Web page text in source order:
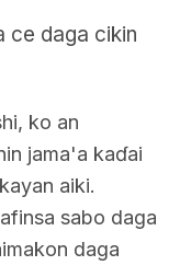
ce daga cikin
ko an
jama'a kaɗai
aiki.
sabo daga
daga